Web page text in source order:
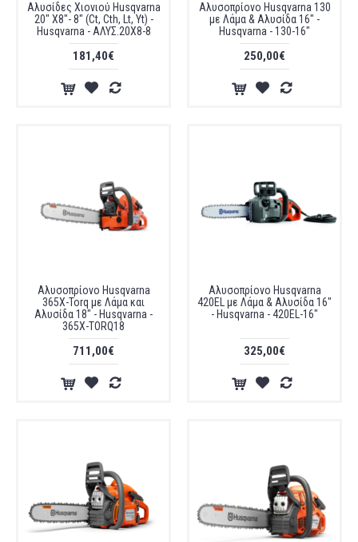
Αλυσίδες Χιονιού Husqvarna
20" X8"- 8" (Ct, Cth, Lt, Yt) -
Husqvarna - ΑΛΥΣ.20X8-8
181,40€
Αλυσοπρίονο Husqvarna 130
με Λάμα & Αλυσίδα 16" -
Husqvarna - 130-16"
250,00€
Αλυσοπρίονο Husqvarna
365X-Torq με Λάμα και
Αλυσίδα 18" - Husqvarna -
365X-TORQ18
711,00€
Αλυσοπρίονο Husqvarna
420EL με Λάμα & Αλυσίδα 16"
- Husqvarna - 420EL-16"
325,00€